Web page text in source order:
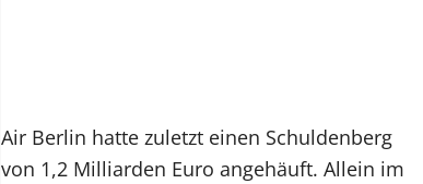
Air Berlin hatte zuletzt einen Schuldenberg
von 1,2 Milliarden Euro angehäuft. Allein im